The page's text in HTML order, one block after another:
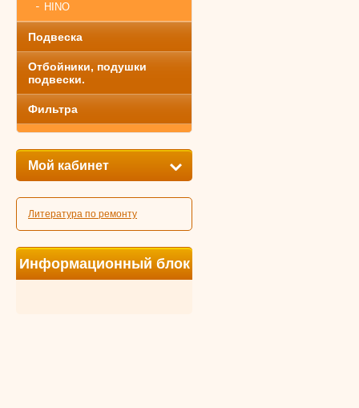
HINO
Подвеска
Отбойники, подушки
подвески.
Фильтра
Мой кабинет
Литература по ремонту
Информационный блок